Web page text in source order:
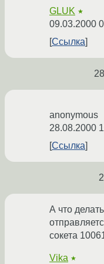
GLUK ★
09.03.2000
Ссылка
anonymous
28.08.2000
Ссылка
А что
сокета
Vika ★